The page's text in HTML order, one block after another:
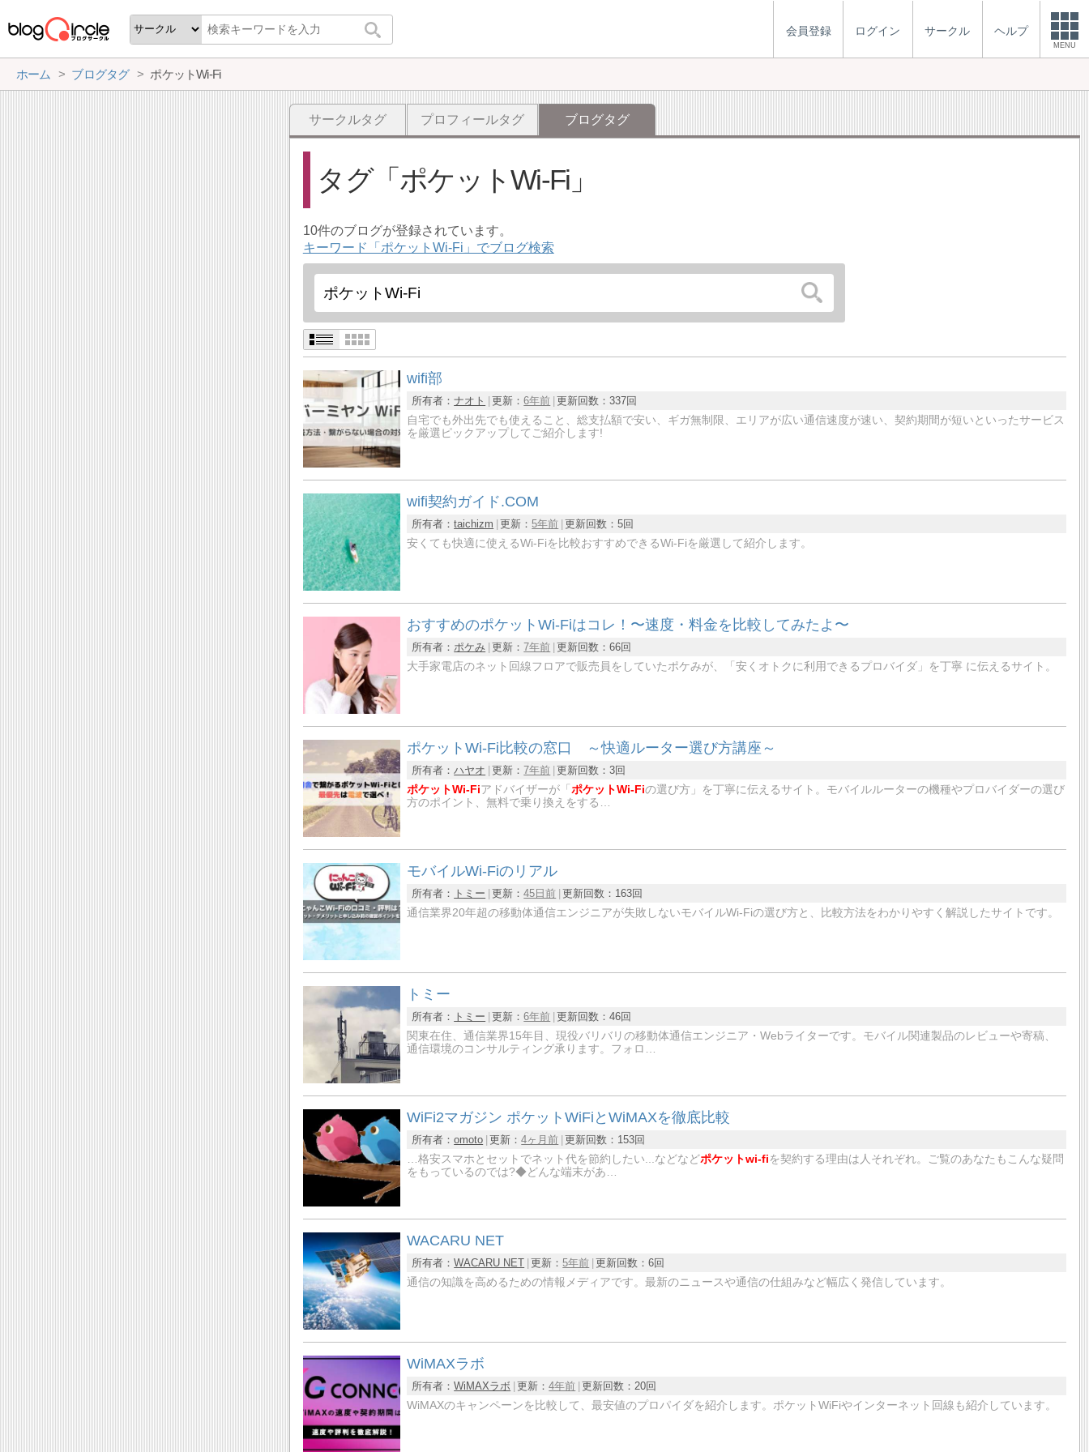
会員登録 ログイン サークル ヘルプ
MENU
ホーム ブログタグ ポケットWi-Fi
サークルタグ プロフィールタグ ブログタグ
タグ ポケットWi-Fi
10件のブログが登録されています。
キーワード「ポケットWi-Fi」でブログ検索
wifi部
所有者：ナオト 更新：6年前 更新回数：337回
自宅でも外出先でも使えること、総支払額で安い、ギガ無制限、エリアが広い通信速度が速い、契約期間が短いといったサービス
を厳選ピックアップしてご紹介します!
wifi契約ガイド.COM
所有者：taichizm 更新：5年前 更新回数：5回
安くても快適に使えるWi-Fiを比較おすすめできるWi-Fiを厳選して紹介します。
おすすめのポケットWi-Fiはコレ！〜速度・料金を比較してみたよ〜
所有者：ポケみ 更新：7年前 更新回数：66回
大手家電店のネット回線フロアで販売員をしていたポケみが、「安くオトクに利用できるプロバイダ」を丁寧 に伝えるサイト。
ポケットWi-Fi比較の窓口 ～快適ルーター選び方講座～
所有者：ハヤオ 更新：7年前 更新回数：3回
ポケットWi-Fiアドバイザーが「 ポケットWi-Fiの選び方」を丁寧に伝えるサイト。モバイルルーターの機種やプロバイダーの選び
方のポイント、無料で乗り換えをする…
モバイルWi-Fiのリアル
所有者： トミー 更新：45日前 更新回数： 163回
通信業界20年超の移動体通信エンジニアが失敗しないモバイルWi-Fiの選び方と、比較方法をわかりやすく解説したサイトです。
トミー
所有者： トミー 更新：6年前 更新回数：46回
関東在住、通信業界15年目、現役バリバリの移動体通信エンジニア・Webライターです。モバイル関連製品のレビューや寄稿、
通信環境のコンサルティング承ります。フォロ…
WiFi2マガジン ポケットWiFiとWiMAXを徹底比較
所有者：omoto 更新：4ヶ月前 更新回数： 153回
…格安スマホとセットでネット代を節約したい...などなどポケットwi-fi を契約する理由は人それぞれ。ご覧のあなたもこんな疑問
をもっているのでは?◆どんな端末があ…
WACARU NET
所有者：WACARU NET 更新：5年前 更新回数：6回
通信の知識を高めるための情報メディアです。最新のニュースや通信の仕組みなど幅広く発信しています。
WiMAXラボ
所有者：WiMAXラボ 更新：4年前 更新回数：20回
WiMAXのキャンペーンを比較して、最安値のプロパイダを紹介します。ポケットWiFiやインターネット回線も紹介しています。